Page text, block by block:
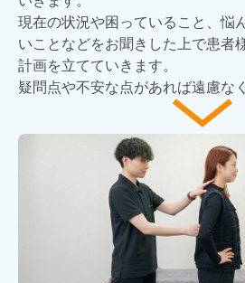
現在の状況や困っていること、悩
いことなどをお聞きした上で患者
計画を立てていきます。
疑問点や不安な点があれば遠慮な